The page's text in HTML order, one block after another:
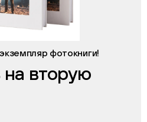
фотокниги!
вторую